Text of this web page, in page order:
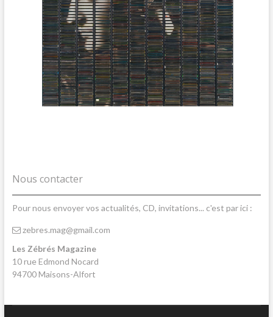
Nous contacter
Pour nous envoyer vos actualités, CD, invitations... c'est par ici :
zebres.mag@gmail.com
Les Zébrés Magazine
10 rue Edmond Nocard
94700 Maisons-Alfort